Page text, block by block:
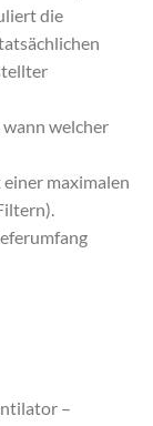
die
wann welcher
maximalen
–